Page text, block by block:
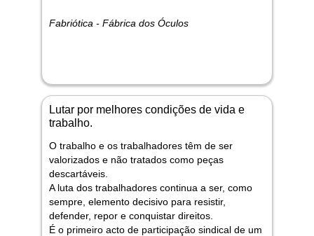
Fabriótica - Fábrica dos Óculos
Lutar por melhores condições de vida e
trabalho.
O trabalho e os trabalhadores têm de ser
valorizados e não tratados como peças
descartáveis.
A luta dos trabalhadores continua a ser, como
sempre, elemento decisivo para resistir,
defender, repor e conquistar direitos.
É o primeiro acto de participação sindical de um